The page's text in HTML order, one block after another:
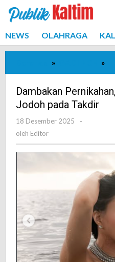
Lewati
konten
NEWS OLAHRAGA
» »
Dambakan
Jodoh pada Takdir
18 Desember 2025
oleh
-
oleh Editor